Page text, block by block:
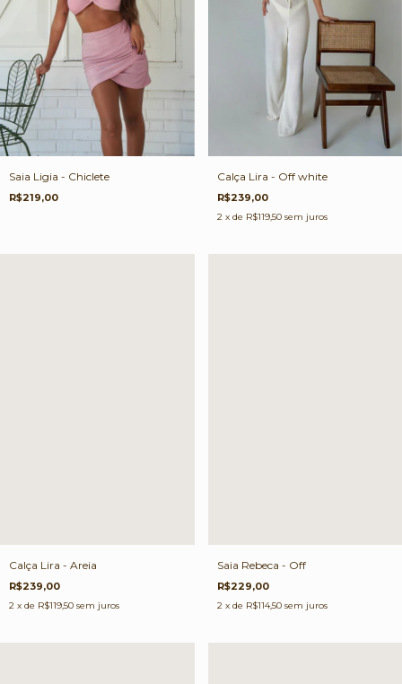
Saia Ligia - Chiclete
R$219,00
Calça Lira - Off white
R$239,00
2 x de R$119,50 sem juros
Calça Lira - Areia
R$239,00
2 x de R$119,50 sem juros
Saia Rebeca - Off
R$229,00
2 x de R$114,50 sem juros